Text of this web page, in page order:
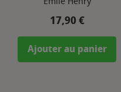
Prix
17,90 €
Ajouter au panier